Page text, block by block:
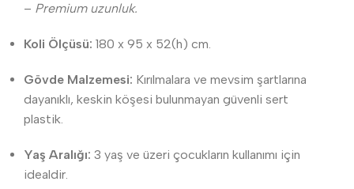
– Premium uzunluk.
Koli Ölçüsü: 180 x 95 x 52(h) cm.
Gövde Malzemesi: Kırılmalara ve mevsim şartlarına
dayanıklı, keskin köşesi bulunmayan güvenli sert
plastik.
Yaş Aralığı: 3 yaş ve üzeri çocukların kullanımı için
idealdir.